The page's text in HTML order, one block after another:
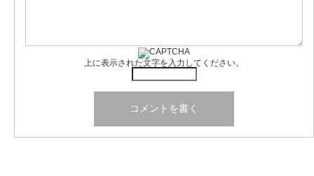
上に表示された文字を入力してください。